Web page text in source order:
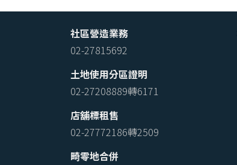
社區營造業務
02-27815692
土地使用分區證明
02-27208889轉6171
店舖標租售
02-27772186轉2509
畸零地合併